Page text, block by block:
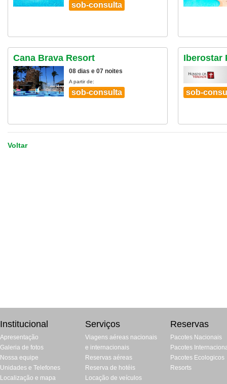
sob-consulta
Cana Brava Resort
08 dias e 07 noites
A partir de:
sob-consulta
Iberostar
sob-
Voltar
Institucional
Apresentação
Galeria de fotos
Nossa equipe
Unidades e Telefones
Localização e mapa
Serviços
Viagens aéreas nacionais
e internacionais
Reservas aéreas
Reserva de hotéis
Locação de veículos
Reservas
Pacotes Nacionais
Pacotes
Pacotes Ecologicos
Resorts